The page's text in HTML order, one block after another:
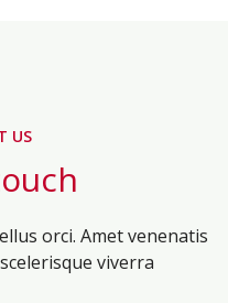
US
orci. Amet venenatis
viverra